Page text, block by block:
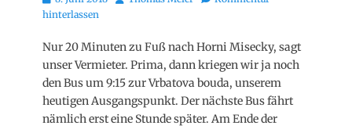
on
hinterlassen
Nur 20 Minuten zu Fuß nach Horni Misecky, sagt
unser Vermieter. Prima, dann kriegen wir ja noch
den Bus um 9:15 zur Vrbatova bouda, unserem
heutigen Ausgangspunkt. Der nächste Bus fährt
nämlich erst eine Stunde später. Am Ende der